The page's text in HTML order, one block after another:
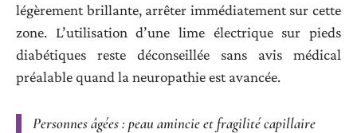
légèrement brillante, arrêter immédiatement sur cette
zone. L’utilisation d’une lime électrique sur pieds
diabétiques reste déconseillée sans avis médical
préalable quand la neuropathie est avancée.
Personnes âgées : peau amincie et fragilité capillaire